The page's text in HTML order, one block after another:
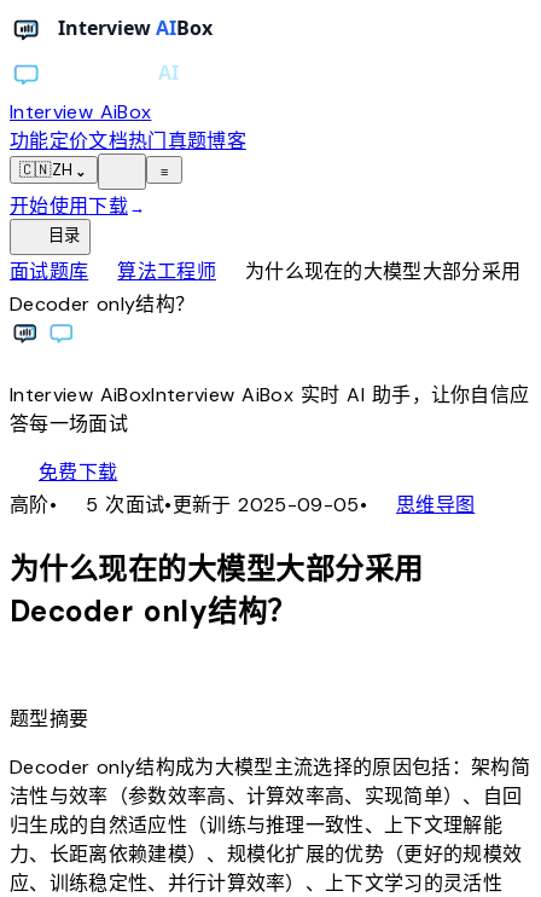
Interview AiBox
功能定价文档热门真题博客
🇨🇳ZH ⌄ ≡
开始使用下载→
目录
面试题库chevron_right算法工程师chevron_right
为什么现在的大模型大部分采用
Decoder only结构？
Interview AiBoxInterviewAiBox实时 AI 助手，让你自信应
答每一场面试
免费下载
高阶• 5 次面试•更新于 2025-09-05• 思维导图
为什么现在的大模型大部分采用
Decoder only结构？
题型摘要
Decoder only结构成为大模型主流选择的原因包括：架构简
洁性与效率（参数效率高、计算效率高、实现简单）、自回
归生成的自然适应性（训练与推理一致性、上下文理解能
力、长距离依赖建模）、规模化扩展的优势（更好的规模效
应、训练稳定性、并行计算效率）、上下文学习的灵活性